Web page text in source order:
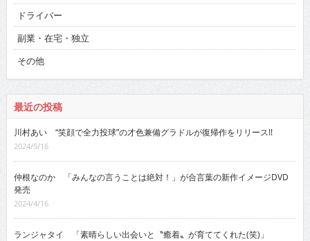
ドライバー
副業・在宅・独立
その他
最近の投稿
川村あい “笑顔で全力投球”の才色兼備グラドルが復帰作をリリース!!
2024/5/16
仲根なのか 「みんなの言うことは絶対！」が合言葉の新作イメージDVD
発売
2024/4/16
ランジャタイ 「素晴らしい出会いと〝癒着〟が育ててくれた(笑)」